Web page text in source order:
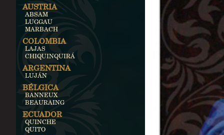
AUSTRIA
ABSAM
LUGGAU
MARBACH
COLOMBIA
LAJAS
CHIQUINQUIRÁ
ARGENTINA
LUJÁN
BÉLGICA
BANNEUX
BEAURAING
ECUADOR
QUINCHE
QUITO